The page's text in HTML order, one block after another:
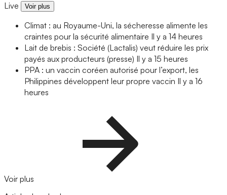
Live Voir plus
Climat : au Royaume-Uni, la sécheresse alimente les
craintes pour la sécurité alimentaire Il y a 14 heures
Lait de brebis : Société (Lactalis) veut réduire les prix
payés aux producteurs (presse) Il y a 15 heures
PPA : un vaccin coréen autorisé pour l’export, les
Philippines développent leur propre vaccin Il y a 16
heures
Voir plus